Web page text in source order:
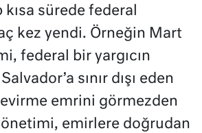
kısa sürede federal
kez yendi. Örneğin Mart
federal bir yargıcın
sınır dışı eden
emrini görmezden
emirlere doğrudan